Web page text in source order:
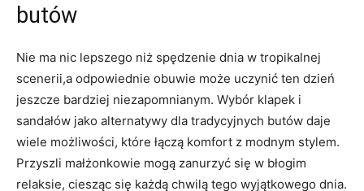
butów
Nie ma nic lepszego niż spędzenie dnia w tropikalnej
scenerii,a odpowiednie obuwie może uczynić ten dzień
jeszcze bardziej niezapomnianym. Wybór klapek i
sandałów jako alternatywy dla tradycyjnych butów daje
wiele możliwości, które łączą komfort z modnym stylem.
Przyszli małżonkowie mogą zanurzyć się w błogim
relaksie, ciesząc się każdą chwilą tego wyjątkowego dnia.